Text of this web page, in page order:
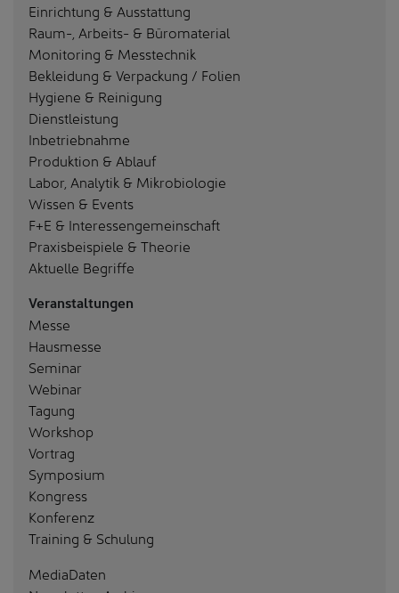
Einrichtung & Ausstattung
Raum-, Arbeits- & Büromaterial
Monitoring & Messtechnik
Bekleidung & Verpackung / Folien
Hygiene & Reinigung
Dienstleistung
Inbetriebnahme
Produktion & Ablauf
Labor, Analytik & Mikrobiologie
Wissen & Events
F+E & Interessengemeinschaft
Praxisbeispiele & Theorie
Aktuelle Begriffe
Veranstaltungen
Messe
Hausmesse
Seminar
Webinar
Tagung
Workshop
Vortrag
Symposium
Kongress
Konferenz
Training & Schulung
MediaDaten